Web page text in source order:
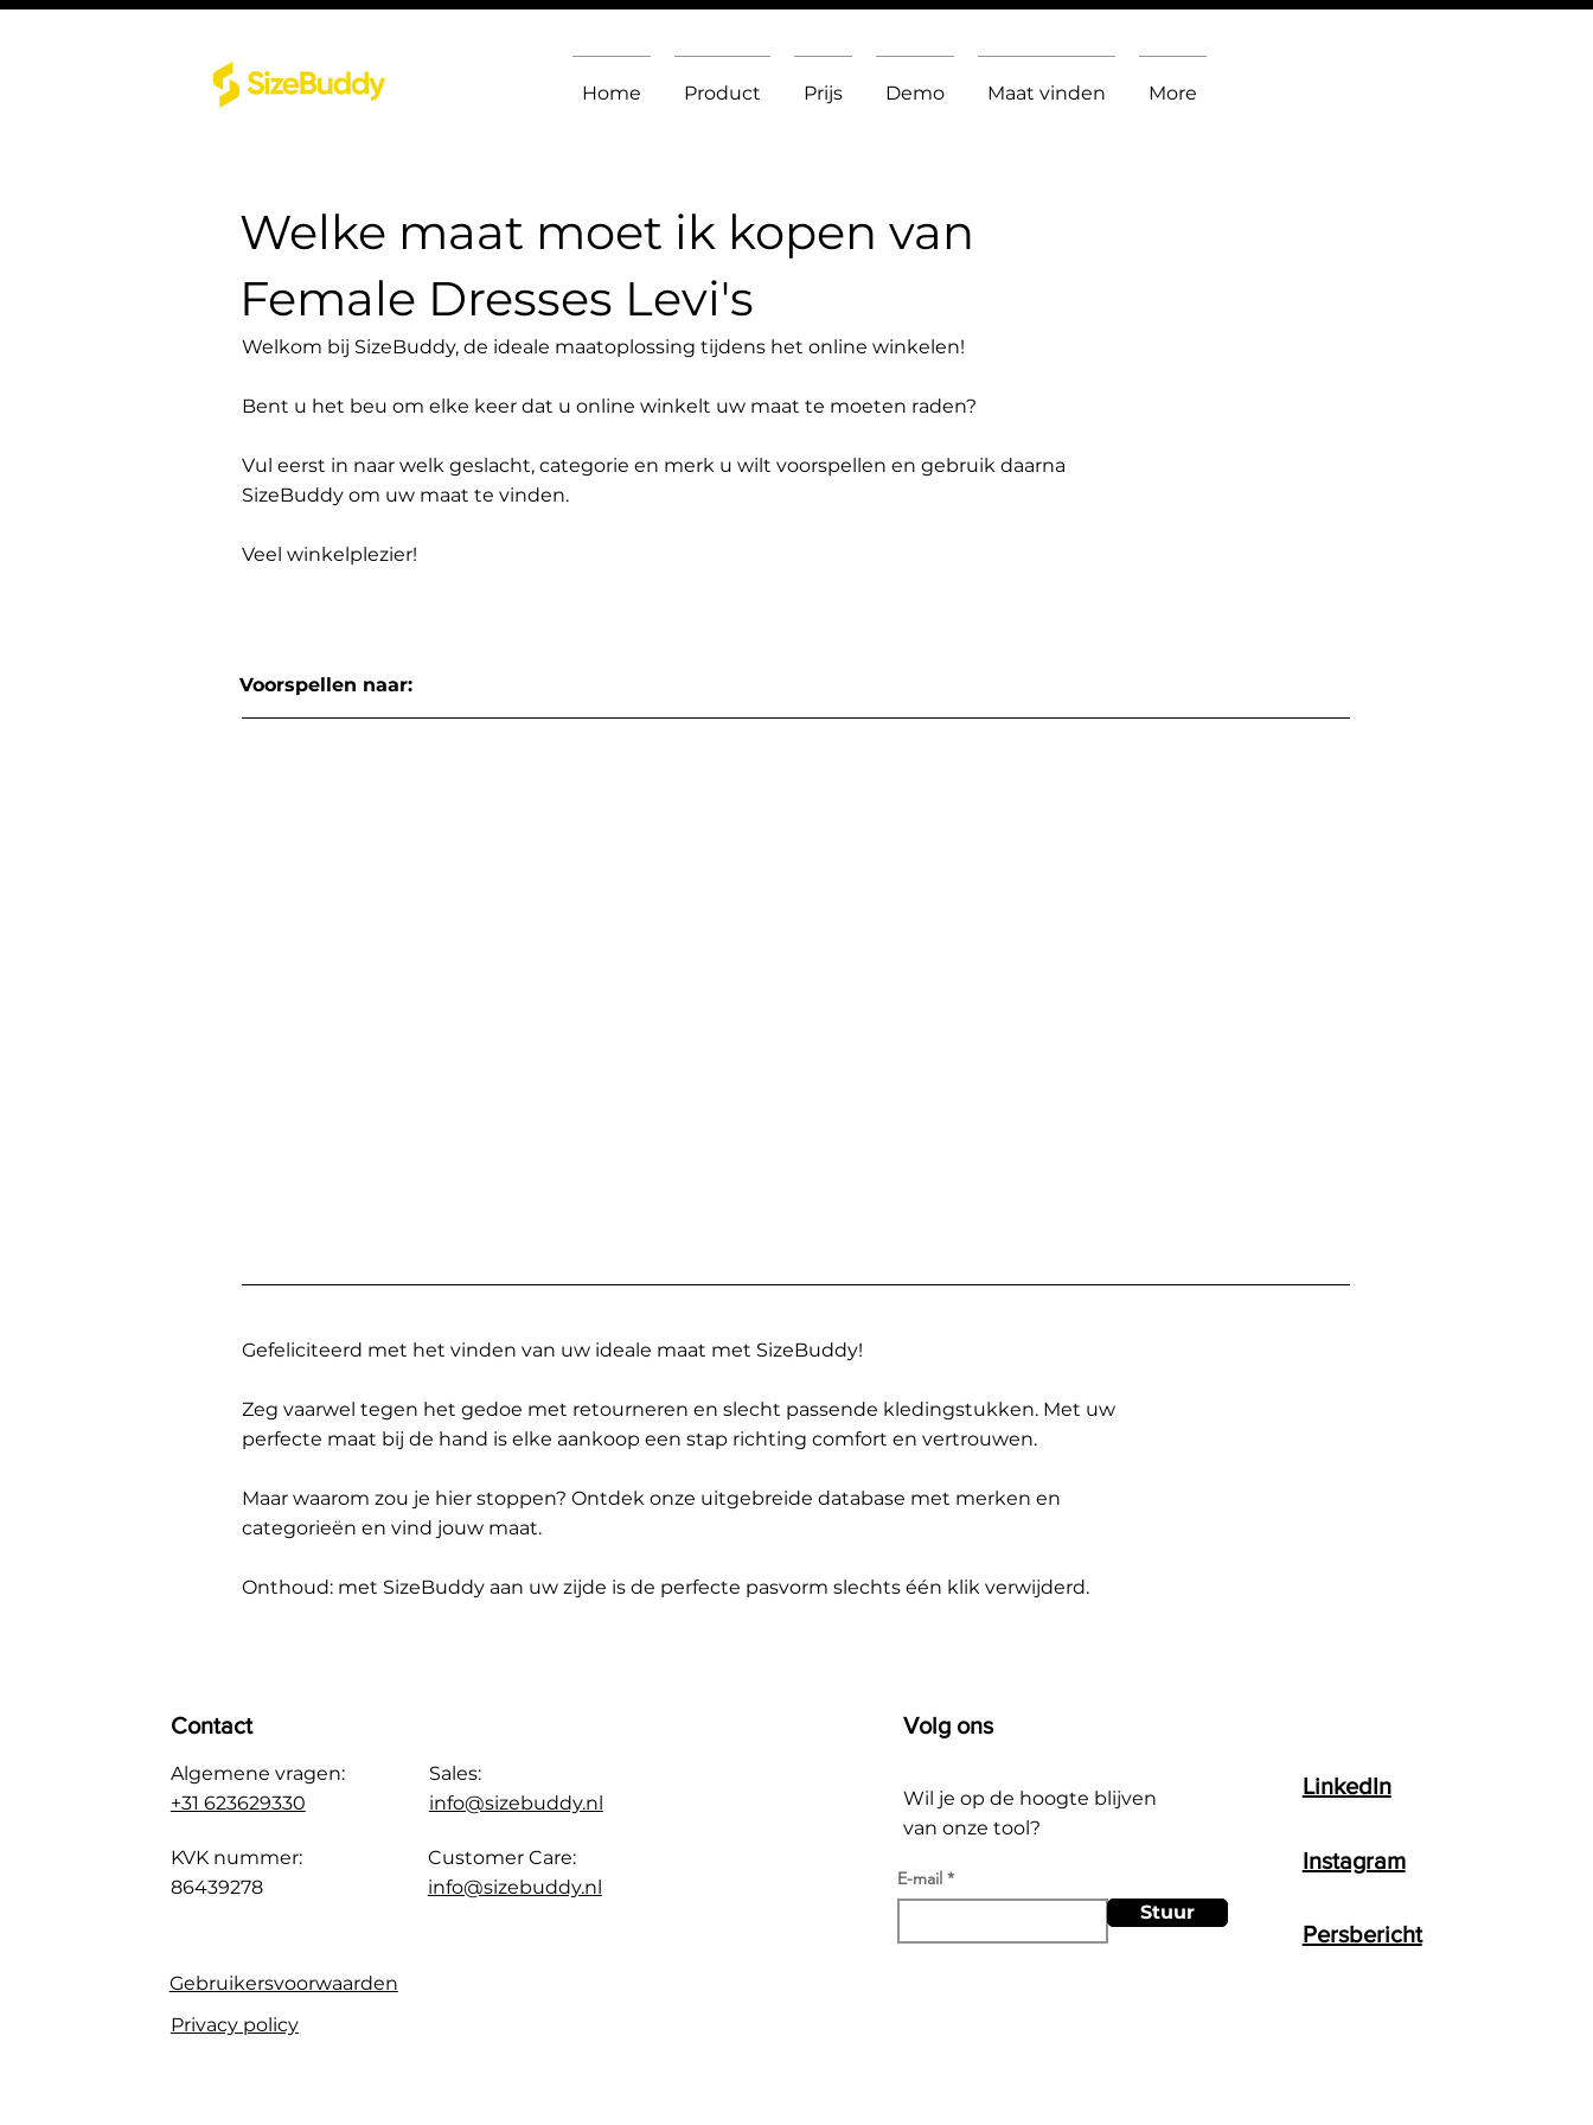
Home Product Prijs Demo Maat vinden More
Welke maat moet ik kopen van
Female Dresses Levi's
Welkom bij SizeBuddy, de ideale maatoplossing tijdens het online winkelen!
Bent u het beu om elke keer dat u online winkelt uw maat te moeten raden?
Vul eerst in naar welk geslacht, categorie en merk u wilt voorspellen en gebruik daarna
SizeBuddy om uw maat te vinden.
Veel winkelplezier!
Voorspellen naar:
Gefeliciteerd met het vinden van uw ideale maat met SizeBuddy!
Zeg vaarwel tegen het gedoe met retourneren en slecht passende kledingstukken. Met uw
perfecte maat bij de hand is elke aankoop een stap richting comfort en vertrouwen.
Maar waarom zou je hier stoppen? Ontdek onze uitgebreide database met merken en
categorieën en vind jouw maat.
Onthoud: met SizeBuddy aan uw zijde is de perfecte pasvorm slechts één klik verwijderd.
Contact
Algemene vragen:
+31 623629330
KVK nummer:
86439278
Sales:
info@sizebuddy.nl
Customer Care:
info@sizebuddy.nl
Gebruikersvoorwaarden
Privacy policy
Volg ons
Wil je op de hoogte blijven
van onze tool?
E-mail
Stuur
LinkedIn
Instagram
Persbericht